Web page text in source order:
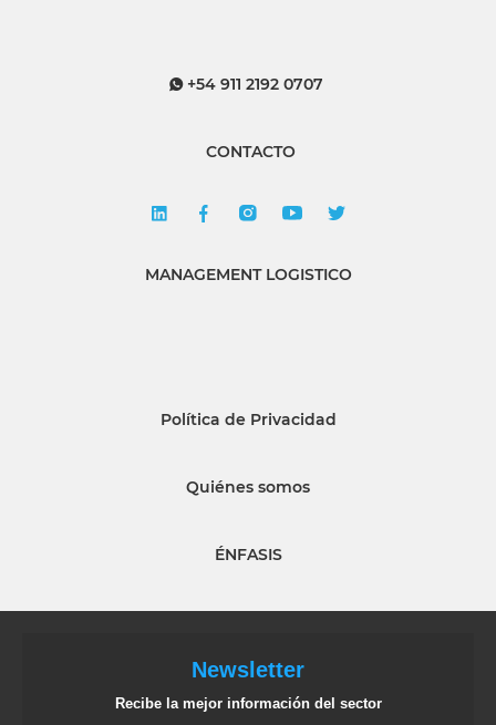
+54 911 2192 0707
CONTACTO
MANAGEMENT LOGISTICO
Política de Privacidad
Quiénes somos
ÉNFASIS
Newsletter
Recibe la mejor información del sector